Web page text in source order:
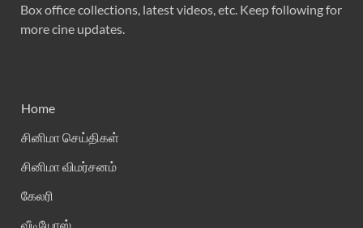
Box office collections, latest videos, etc. Keep following for
more cine updates.
Home
சினிமா செய்திகள்
சினிமா விமர்சனம்
கேலரி
வீடியோஸ்